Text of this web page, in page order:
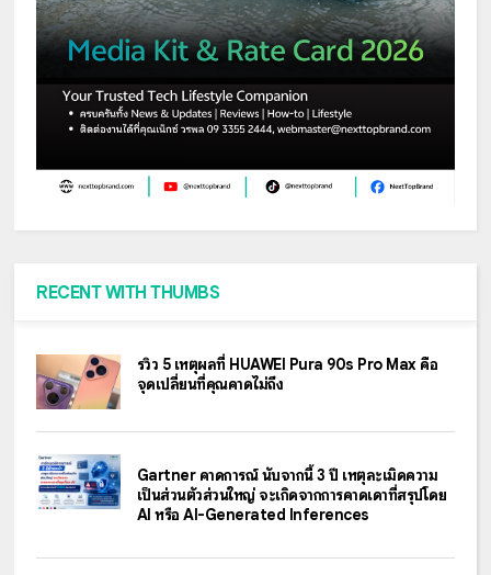
RECENT WITH THUMBS
รีวิว 5 เหตุผลที่ HUAWEI Pura 90s Pro Max คือ
จุดเปลี่ยนที่คุณคาดไม่ถึง
Gartner คาดการณ์ นับจากนี้ 3 ปี เหตุละเมิดความ
เป็นส่วนตัวส่วนใหญ่ จะเกิดจากการคาดเดาที่สรุปโดย
AI หรือ AI-Generated Inferences